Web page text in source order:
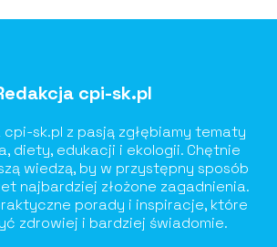
cpi-sk.pl
sk.pl z pasją zgłębiamy tematy
diety, edukacji i ekologii. Chętnie
wiedzą, by w przystępny sposób
najbardziej złożone zagadnienia.
porady i inspiracje, które
zdrowiej i bardziej świadomie.